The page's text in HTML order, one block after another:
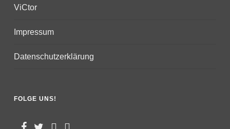
ViCtor
Impressum
Datenschutzerklärung
FOLGE UNS!